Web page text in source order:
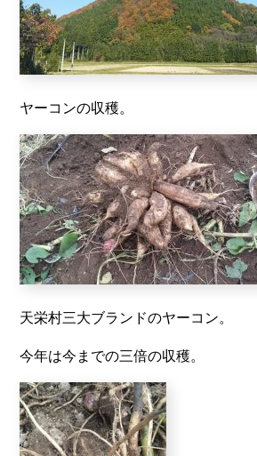
ヤーコンの収穫。
天栄村三大ブランドのヤーコン。
今年は今までの三倍の収穫。